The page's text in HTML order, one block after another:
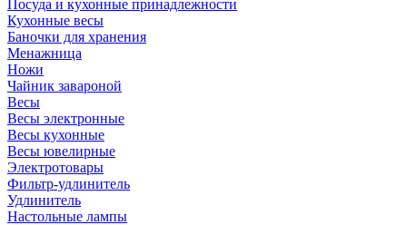
Посуда и кухонные принадлежности
Кухонные весы
Баночки для хранения
Менажница
Ножи
Чайник завароной
Весы
Весы электронные
Весы кухонные
Весы ювелирные
Электротовары
Фильтр-удлинитель
Удлинитель
Настольные лампы